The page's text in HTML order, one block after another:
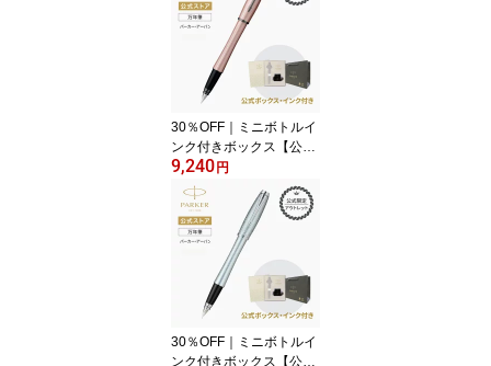
筆 F（細字）M（中字）
｜ギフトラッピング 高級
筆記具ブランド オフィス
使用 会社用 お祝い 目玉
特価 アウトレット 社会
送
30％OFF｜ミニボトルイ
ンク付きボックス【公式
限定 アウトレット】パー
カー・アーバンプレミア
ム 万年筆 F（細字）メタ
リックピンクDGT｜ギフ
トラッピング 高級筆記具
ブランド プレゼント 就
職祝い 記念品 誕生日 社
会人 入学 卒業 成人
9,240 円
30％OFF｜ミニボトルイ
ンク付きボックス【公式